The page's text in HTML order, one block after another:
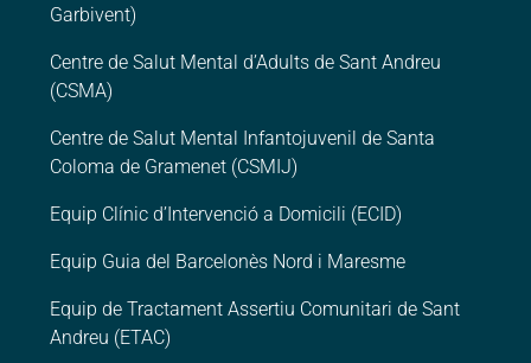
Garbivent)
Centre de Salut Mental d’Adults de Sant Andreu
(CSMA)
Centre de Salut Mental Infantojuvenil de Santa
Coloma de Gramenet (CSMIJ)
Equip Clínic d’Intervenció a Domicili (ECID)
Equip Guia del Barcelonès Nord i Maresme
Equip de Tractament Assertiu Comunitari de Sant
Andreu (ETAC)